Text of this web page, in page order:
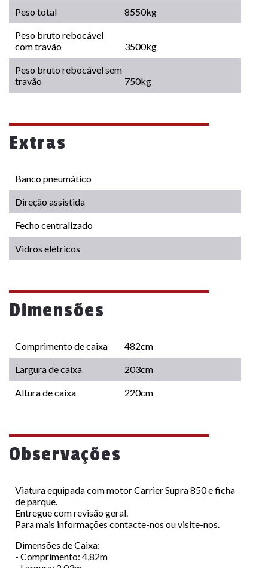
Peso total 8550kg
Peso bruto rebocável
com travão
3500kg
Peso bruto rebocável sem
travão
750kg
Extras
Banco pneumático
Direção assistida
Fecho centralizado
Vidros elétricos
Dimensões
Comprimento de caixa 482cm
Largura de caixa 203cm
Altura de caixa 220cm
Observações
Viatura equipada com motor Carrier Supra 850 e ficha
de parque.
Entregue com revisão geral.
Para mais informações contacte-nos ou visite-nos.
Dimensões de Caixa:
- Comprimento: 4,82m